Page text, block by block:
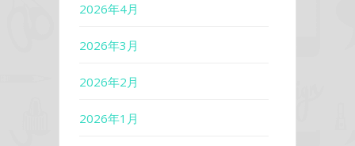
2026年4月
2026年3月
2026年2月
2026年1月